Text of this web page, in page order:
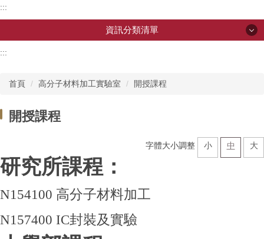
:::
資訊分類清單
中心主管
高分子材料加工實驗室
:::
首頁 高分子材料加工實驗室 開授課程
開授課程
字體大小調整 小 中 大
研究所課程：
N154100 高分子材料加工
N157400 IC封裝及實驗